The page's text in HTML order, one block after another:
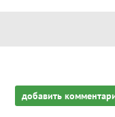
добавить